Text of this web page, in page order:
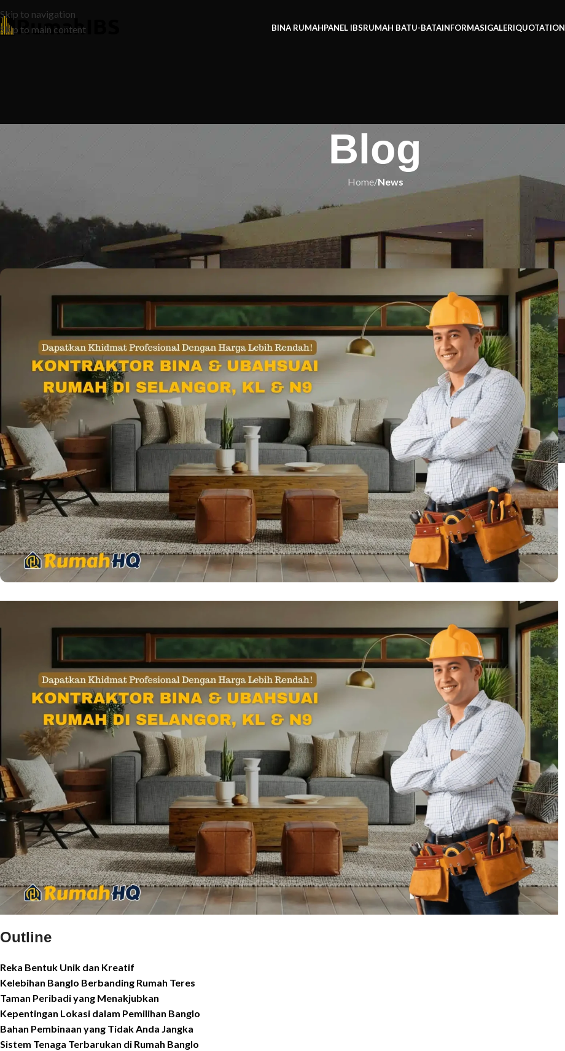
Skip to navigation
Skip to main content
BINA RUMAHPANEL IBSRUMAH BATU-BATAINFORMASIGALERIQUOTATION
Blog
Home/News
10 Rahsia Rumah Banglo yang Akan Buat Anda Terkejut – Nombor 5
Pasti Tak Pernah Anda Fikirkan!
Posted by Rumah IBS On 16/11/2025
Outline
Reka Bentuk Unik dan Kreatif
Kelebihan Banglo Berbanding Rumah Teres
Taman Peribadi yang Menakjubkan
Kepentingan Lokasi dalam Pemilihan Banglo
Bahan Pembinaan yang Tidak Anda Jangka
Sistem Tenaga Terbarukan di Rumah Banglo